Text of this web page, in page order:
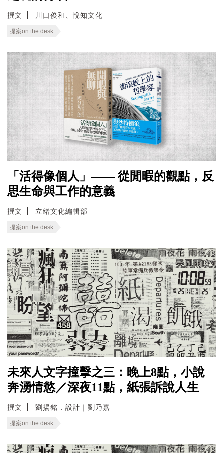
撰文 川口俊和、悅知文化
提案on the desk
「活得像個人」—— 從閒暇的觀點，反
思生命與工作的意義
撰文 立緒文化編輯部
提案on the desk
未來人文字撞擊之三：晚上8點，小說
奔湧情慾／深夜11點，紙張訴說人生
撰文 劉揚銘．設計｜劉乃嘉
提案on the desk